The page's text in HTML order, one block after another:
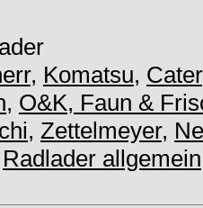
, Komatsu,
, O&K, Faun &
, Zettelmeyer,
Radlader allgemein